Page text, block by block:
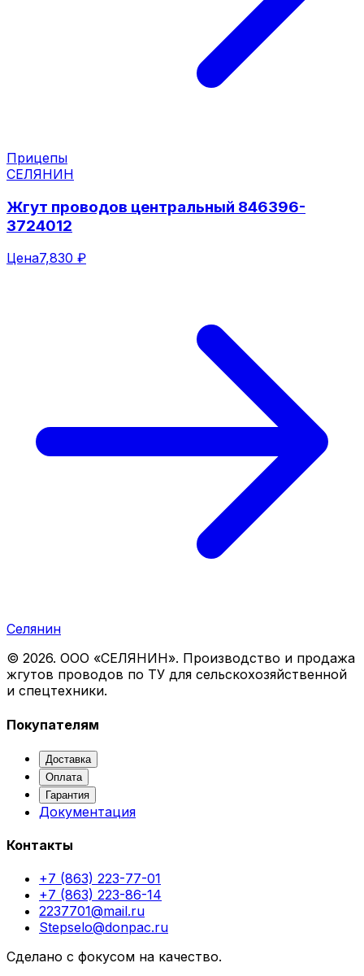
Прицепы
СЕЛЯНИН
Жгут проводов центральный 846396-
3724012
Цена7,830 ₽
Селянин
© 2026. ООО «СЕЛЯНИН». Производство и продажа
жгутов проводов по ТУ для сельскохозяйственной
и спецтехники.
Покупателям
Доставка
Оплата
Гарантия
Документация
Контакты
+7 (863) 223-77-01
+7 (863) 223-86-14
2237701@mail.ru
Stepselo@donpac.ru
Сделано с фокусом на качество.